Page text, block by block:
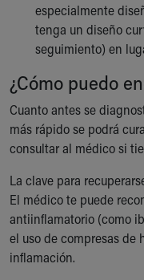
especialmente
tenga un diseño
seguimiento) en
¿Cómo puedo
Cuanto antes se
más rápido se podrá
consultar al médico si
La clave para
El médico te puede
antiinflamatorio (como
el uso de compresas de
inflamación.